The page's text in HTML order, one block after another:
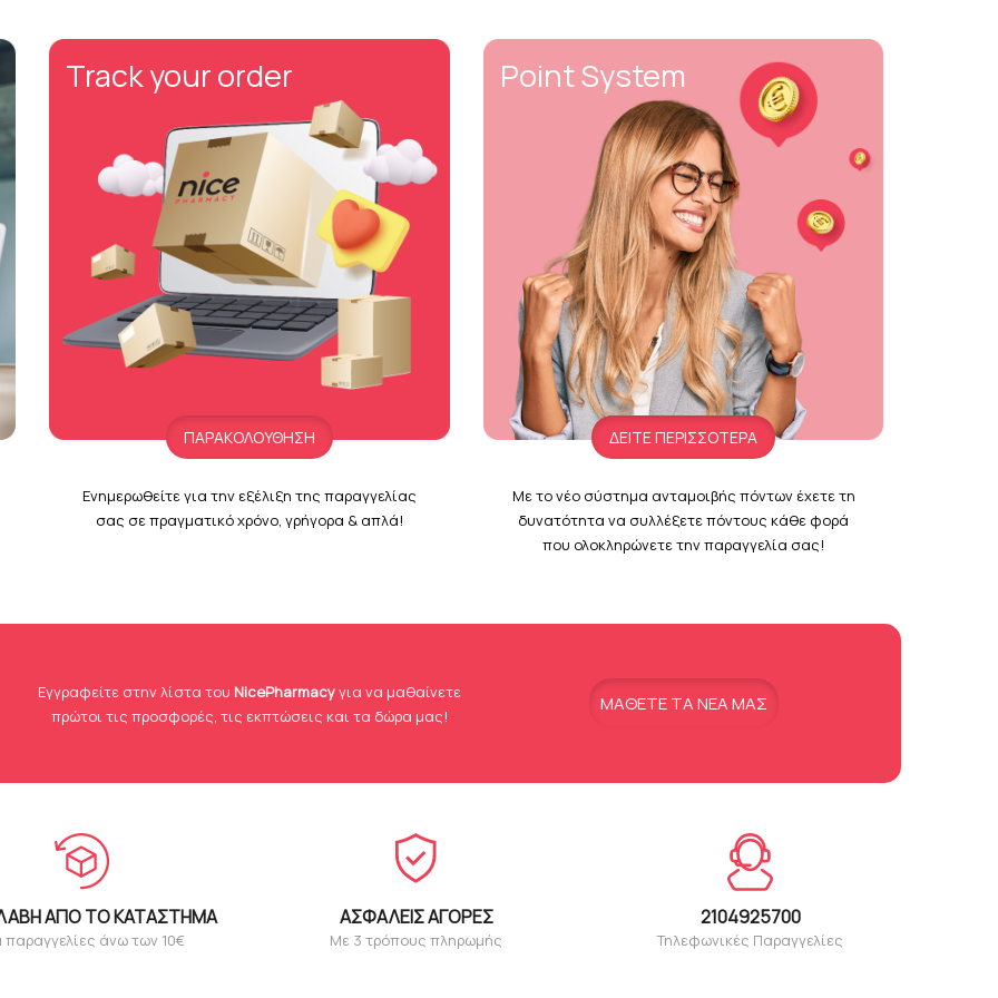
Track your order
ΠΑΡΑΚΟΛΟΥΘΗΣΗ
Ενημερωθείτε για την εξέλιξη της παραγγελίας
σας σε πραγματικό χρόνο, γρήγορα & απλά!
Point System
ΔΕΙΤΕ ΠΕΡΙΣΣΟΤΕΡΑ
Με το νέο σύστημα ανταμοιβής πόντων έχετε τη
δυνατότητα να συλλέξετε πόντους κάθε φορά
που ολοκληρώνετε την παραγγελία σας!
Eγγραφείτε στην λίστα του NicePharmacyγια να μαθαίνετε
πρώτοι τις προσφορές, τις εκπτώσεις και τα δώρα μας!
MAΘΕΤΕ ΤΑ ΝΕΑ ΜΑΣ
ΑΠΌ ΤΟ ΚΑΤΆΣΤΗΜΑ
παραγγελίες άνω των 10€
ΑΣΦΑΛΕΊΣ ΑΓΟΡΈΣ
Με 3 τρόπους πληρωμής
2104925700
Τηλεφωνικές Παραγγελίες